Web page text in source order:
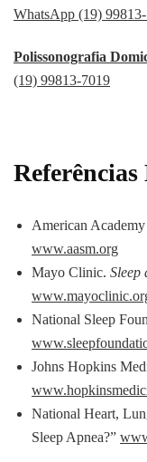
WhatsApp (19)
Polissonografia
(19) 99813-7019
American
www.aasm.org
Mayo Clinic. Sleep
National Sleep
Johns Hopkins
National Heart,
Sleep Apnea?”